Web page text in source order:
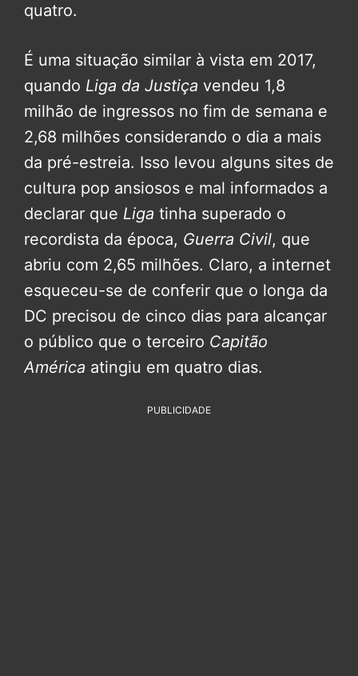
quatro.
É uma situação similar à vista em 2017,
quando Liga da Justiça vendeu 1,8
milhão de ingressos no fim de semana e
2,68 milhões considerando o dia a mais
da pré-estreia. Isso levou alguns sites de
cultura pop ansiosos e mal informados a
declarar que Liga tinha superado o
recordista da época, Guerra Civil, que
abriu com 2,65 milhões. Claro, a internet
esqueceu-se de conferir que o longa da
DC precisou de cinco dias para alcançar
o público que o terceiro Capitão
América atingiu em quatro dias.
PUBLICIDADE